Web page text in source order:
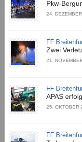
Pkw-
24.
FF
Zwei
21.
FF
APAS
25. OKTOBER
FF